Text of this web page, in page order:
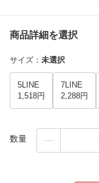
商品詳細を選択
サイズ ： 未選択
5LINE
1,518円
7LINE
2,288円
数量